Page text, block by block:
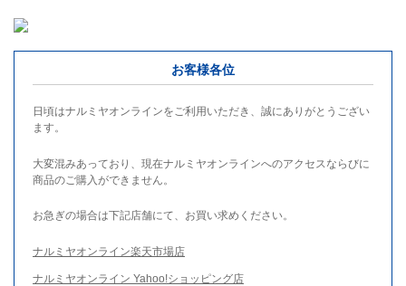
お客様各位
日頃はナルミヤオンラインをご利用いただき、誠にありがとうござい
ます。
大変混みあっており、現在ナルミヤオンラインへのアクセスならびに
商品のご購入ができません。
お急ぎの場合は下記店舗にて、お買い求めください。
ナルミヤオンライン楽天市場店
ナルミヤオンライン Yahoo!ショッピング店